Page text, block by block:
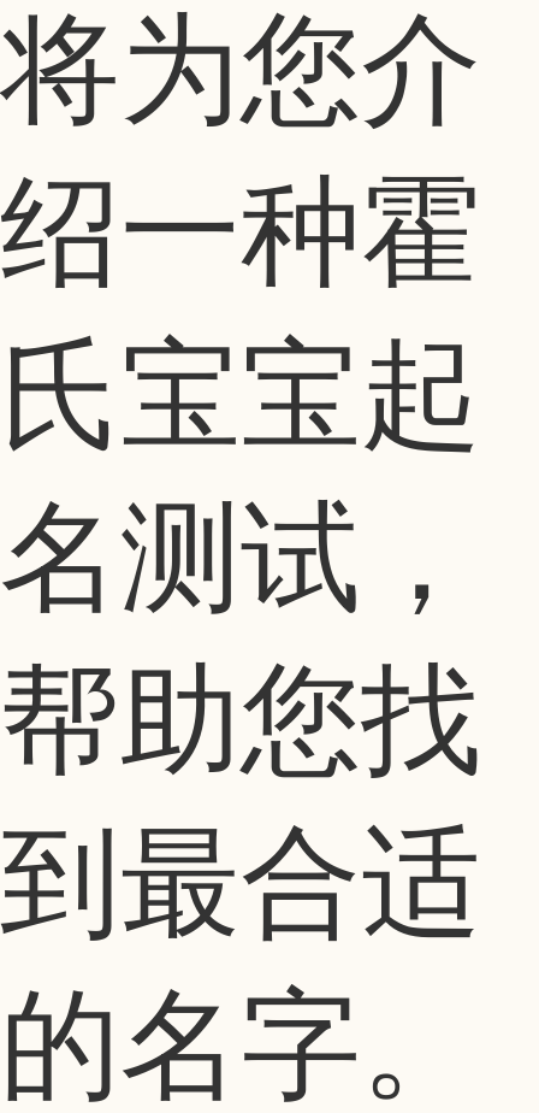
将为您介
绍一种霍
氏宝宝起
名测试，
帮助您找
到最合适
的名字。